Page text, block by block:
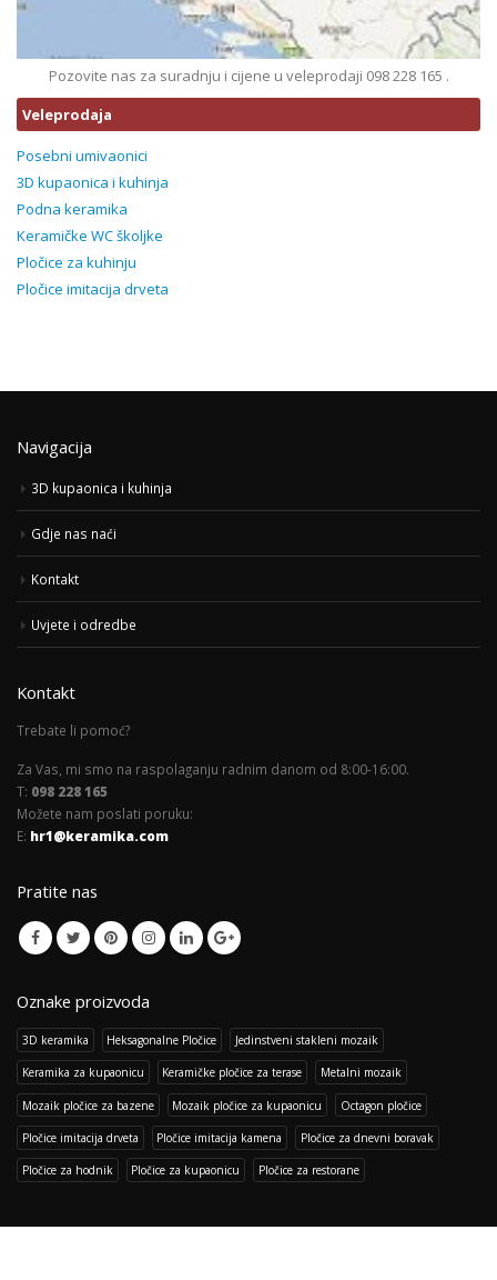
Pozovite nas za suradnju i cijene u veleprodaji 098 228 165 .
Veleprodaja
Posebni umivaonici
3D kupaonica i kuhinja
Podna keramika
Keramičke WC školjke
Pločice za kuhinju
Pločice imitacija drveta
Navigacija
3D kupaonica i kuhinja
Gdje nas naći
Kontakt
Uvjete i odredbe
Kontakt
Trebate li pomoć?
Za Vas, mi smo na raspolaganju radnim danom od 8:00-16:00.
T: 098 228 165
Možete nam poslati poruku:
E: hr1@keramika.com
Pratite nas
Oznake proizvoda
3D keramika Heksagonalne Pločice Jedinstveni stakleni mozaik
Keramika za kupaonicu Keramičke pločice za terase Metalni mozaik
Mozaik pločice za bazene Mozaik pločice za kupaonicu Octagon pločice
Pločice imitacija drveta Pločice imitacija kamena Pločice za dnevni boravak
Pločice za hodnik Pločice za kupaonicu Pločice za restorane